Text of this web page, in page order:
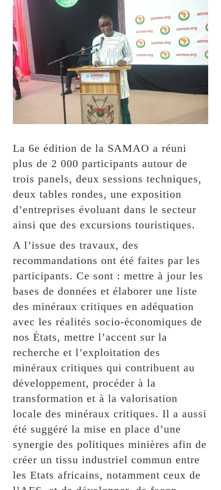
La 6e édition de la SAMAO a réuni
plus de 2 000 participants autour de
trois panels, deux sessions techniques,
deux tables rondes, une exposition
d’entreprises évoluant dans le secteur
ainsi que des excursions touristiques.
A l’issue des travaux, des
recommandations ont été faites par les
participants. Ce sont : mettre à jour les
bases de données et élaborer une liste
des minéraux critiques en adéquation
avec les réalités socio-économiques de
nos États, mettre l’accent sur la
recherche et l’exploitation des
minéraux critiques qui contribuent au
développement, procéder à la
transformation et à la valorisation
locale des minéraux critiques. Il a aussi
été suggéré la mise en place d’une
synergie des politiques minières afin de
créer un tissu industriel commun entre
les Etats africains, notamment ceux de